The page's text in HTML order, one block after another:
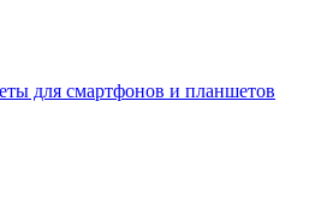
для смартфонов и планшетов